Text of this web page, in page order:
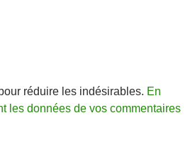
réduire les indésirables. En
les données de vos commentaires